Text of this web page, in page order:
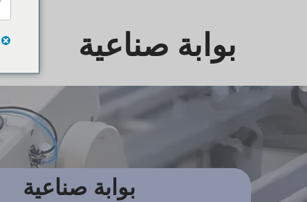
بوابة صناعية
بوابة صناعية